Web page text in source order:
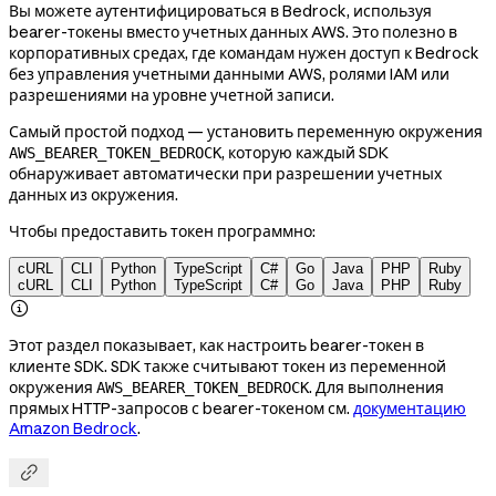
Вы можете аутентифицироваться в Bedrock, используя
bearer-токены вместо учетных данных AWS. Это полезно в
корпоративных средах, где командам нужен доступ к Bedrock
без управления учетными данными AWS, ролями IAM или
разрешениями на уровне учетной записи.
Самый простой подход — установить переменную окружения
AWS_BEARER_TOKEN_BEDROCK, которую каждый SDK
обнаруживает автоматически при разрешении учетных
данных из окружения.
Чтобы предоставить токен программно:
cURL
cURL
CLI
CLI
Python
Python
TypeScript
TypeScript
C#
C#
Go
Go
Java
Java
PHP
PHP
Ruby
Ruby

Этот раздел показывает, как настроить bearer-токен в
клиенте SDK. SDK также считывают токен из переменной
окружения AWS_BEARER_TOKEN_BEDROCK. Для выполнения
прямых HTTP-запросов с bearer-токеном см. документацию
Amazon Bedrock.
